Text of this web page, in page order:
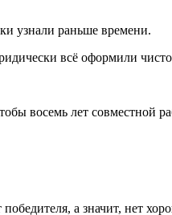
узнали раньше времени.
всё оформили
восемь лет совместной
а значит, нет